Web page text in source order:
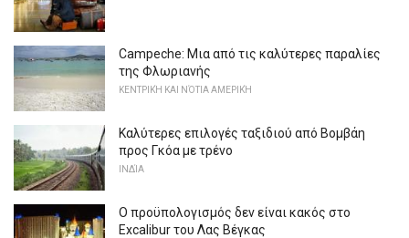
Campeche: Μια από τις καλύτερες παραλίες
της Φλωριανής
ΚΕΝΤΡΙΚΉ ΚΑΙ ΝΌΤΙΑ ΑΜΕΡΙΚΉ
Καλύτερες επιλογές ταξιδιού από Βομβάη
προς Γκόα με τρένο
ΙΝΔΊΑ
Ο προϋπολογισμός δεν είναι κακός στο
Excalibur του Λας Βέγκας